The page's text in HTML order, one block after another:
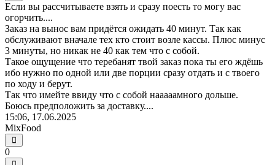
Если вы рассчитываете взять и сразу поесть то могу вас
огорчить....
Заказ на вынос вам придётся ожидать 40 минут. Так как
обслуживают вначале тех кто стоит возле кассы. Плюс минус
3 минуты, но никак не 40 как тем что с собой.
Такое ощущение что теребанят твой заказ пока ты его ждёшь
ибо нужно по одной или две порции сразу отдать и с твоего
по ходу и берут.
Так что имейте ввиду что с собой нааааамного дольше.
Боюсь предположить за доставку....
15:06, 17.06.2025
MixFood
0